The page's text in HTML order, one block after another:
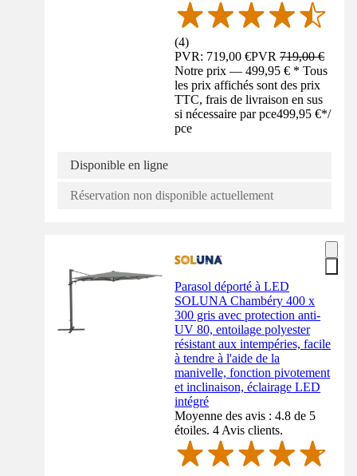
(4)
PVR: 719,00 €PVR719,00 €
Notre prix — 499,95 € * Tous
les prix affichés sont des prix
TTC, frais de livraison en sus
si nécessaire par pce499,95 €*/
pce
Disponible en ligne
Réservation non disponible actuellement
Parasol déporté à LED
SOLUNA Chambéry 400 x
300 gris avec protection anti-
UV 80, entoilage polyester
résistant aux intempéries, facile
à tendre à l'aide de la
manivelle, fonction pivotement
et inclinaison, éclairage LED
intégré
Moyenne des avis : 4.8 de 5
étoiles. 4 Avis clients.